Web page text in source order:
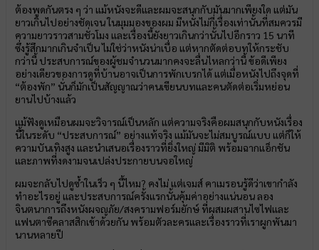
ต้องพูดกันตรง ๆ ว่า แม้หนังจะดีและผมจะสนุกกับมันมากเพียงใด แต่มัน
ยาวเกินไปอย่างชัดเจน ในมุมมองของผม มีหนังไม่กี่เรื่องเท่านั้นที่สมควรมี
ความยาวราวสามชั่วโมง และเรื่องนี้ยังยาวเกินกว่านั้นไปอีกราว 15 นาที
ซึ่งรู้สึกมากเกินจำเป็น ไม่ใช่ว่าหนังน่าเบื่อ แต่หากตัดต่อบทให้กระชับ
กว่านี้ ประสบการณ์ของผู้ชมจำนวนมากคงจะลื่นไหลกว่านี้ ข้อดีเพียง
อย่างเดียวของการดูที่บ้านอาจเป็นการพักเบรกได้ แต่เมื่อหนังไปถึงจุดที่
“ต้องพัก” นั่นก็มักเป็นสัญญาณว่าคนเขียนบทและคนตัดต่อเริ่มหย่อน
ยานไปบ้างแล้ว
แม้ฟังดูเหมือนผมจะวิจารณ์เป็นหลัก แต่ความจริงคือผมสนุกกับหนังเรื่อง
นี้ในระดับ “ประสบการณ์” อย่างแท้จริง แม้มันจะไม่สมบูรณ์แบบ แต่ก็ให้
ความบันเทิงสูง และนำเสนอเรื่องราวที่ยิ่งใหญ่ มีมิติ พร้อมฉากแอ็กชัน
และภาพที่งดงามจนเปล่งประกายบนจอใหญ่
ผมจะกลับไปดูซ้ำในเร็ว ๆ นี้ไหม? คงไม่ แต่เจมส์ คาเมรอนรู้ดีว่าเขากำลัง
ทำอะไรอยู่ และประสบการณ์ครั้งแรกนั้นคุ้มค่าอย่างแน่นอน ลอง
จินตนาการถึงหนังผจญภัย/สงครามฟอร์มยักษ์ ที่ผสมผสานไซไฟและ
แฟนตาซีคลาสสิกเข้าด้วยกัน พร้อมตัวละครและเรื่องราวที่เราผูกพันมา
นานหลายปี